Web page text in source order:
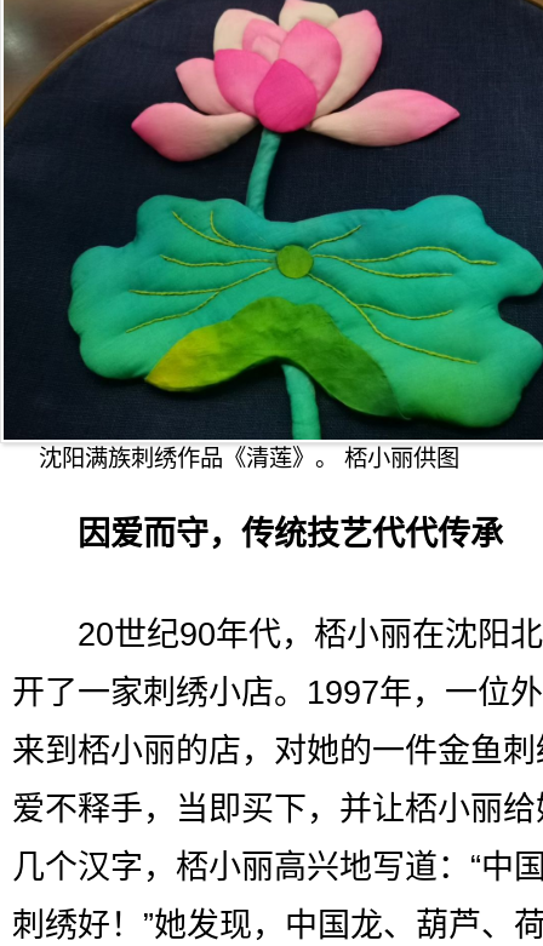
沈阳满族刺绣作品《清莲》。 桮小丽供图
因爱而守，传统技艺代代传承
20世纪90年代，桮小丽在沈阳
开了一家刺绣小店。1997年，一位
来到桮小丽的店，对她的一件金鱼
爱不释手，当即买下，并让桮小丽
几个汉字，桮小丽高兴地写道：“中
刺绣好！”她发现，中国龙、葫芦、